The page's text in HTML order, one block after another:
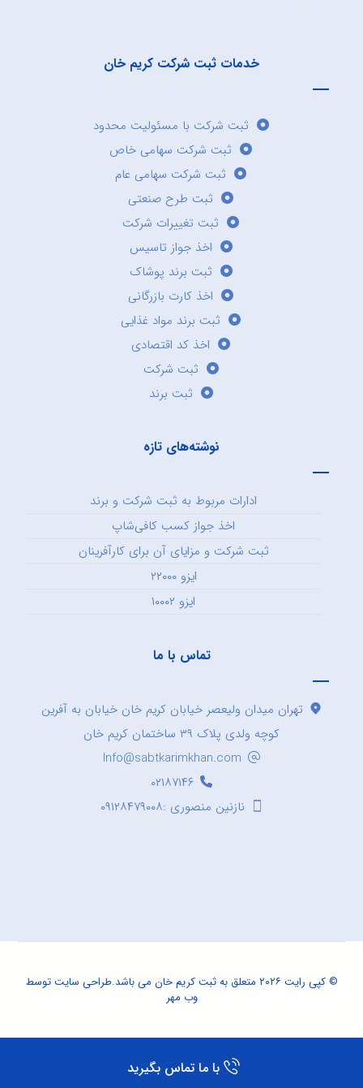
خدمات ثبت شرکت کریم خان
ثبت شرکت با مسئولیت محدود
ثبت شرکت سهامی خاص
ثبت شرکت سهامی عام
ثبت طرح صنعتی
ثبت تغییرات شرکت
اخذ جواز تاسیس
ثبت برند پوشاک
اخذ کارت بازرگانی
ثبت برند مواد غذایی
اخذ کد اقتصادی
ثبت شرکت
ثبت برند
نوشته‌های تازه
ادارات مربوط به ثبت شرکت و برند
اخذ جواز کسب کافی‌شاپ
ثبت شرکت و مزایای آن برای کارآفرینان
ایزو ۲۲۰۰۰
ایزو ۱۰۰۰۲
تماس با ما
تهران میدان ولیعصر خیابان کریم خان خیابان به آفرین
کوچه ولدی پلاک ۳۹ ساختمان کریم خان
Info@sabtkarimkhan.com
۰۲۱۸۷۱۴۶
نازنین منصوری :۰۹۱۲۸۴۷۹۰۰۸
© کپی رایت ۲۰۲۶ متعلق به ثبت کریم خان می باشد. طراحی سایتتوسط
وب مهر
با ما تماس بگیرید